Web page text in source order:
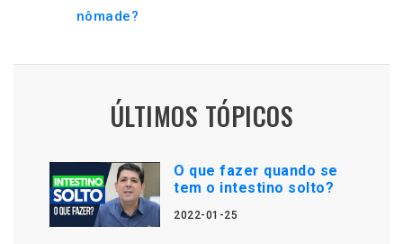
nômade?
ÚLTIMOS TÓPICOS
O que fazer quando se
tem o intestino solto?
2022-01-25